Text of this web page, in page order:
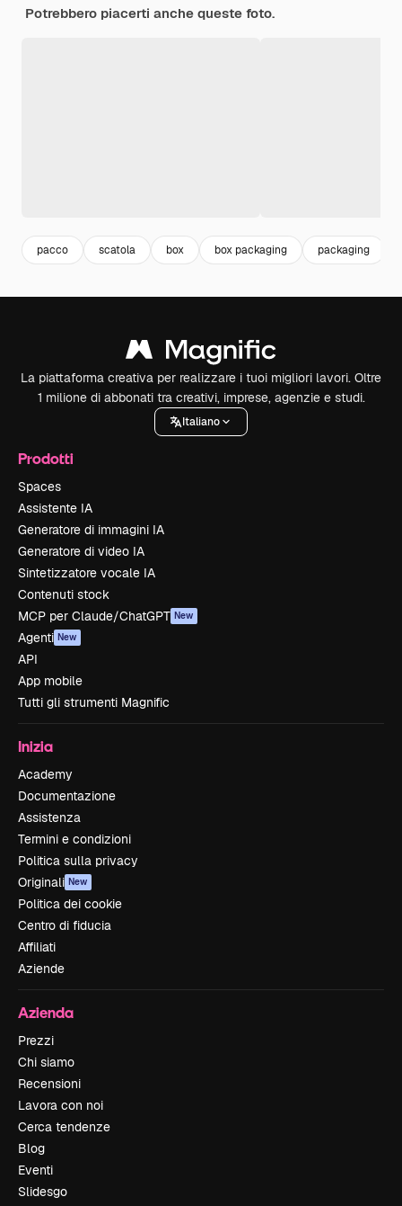
Potrebbero piacerti anche queste foto.
pacco scatola box box packaging packaging
La piattaforma creativa per realizzare i tuoi migliori lavori. Oltre
1 milione di abbonati tra creativi, imprese, agenzie e studi.
Italiano
Prodotti
Spaces
Assistente IA
Generatore di immagini IA
Generatore di video IA
Sintetizzatore vocale IA
Contenuti stock
MCP per Claude/ChatGPT New
Agenti New
API
App mobile
Tutti gli strumenti Magnific
Inizia
Academy
Documentazione
Assistenza
Termini e condizioni
Politica sulla privacy
Originali New
Politica dei cookie
Centro di fiducia
Affiliati
Aziende
Azienda
Prezzi
Chi siamo
Recensioni
Lavora con noi
Cerca tendenze
Blog
Eventi
Slidesgo